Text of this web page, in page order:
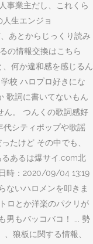
事業主だし、これくら
生エンジョ
あとからじっくり読み
の情報交換はこちら
何か違和感を感じるん
校 ハロプロ好きにな
歌詞に書いてないもん
ん。 つんくの歌詞感好
代シティポップや歌謡
たけど その中でも、
あるは爆サイ.com北
時：2020/09/04 13:19
ないハロメンを叩きま
ロとか洋楽のパクリが
男もバッコバコ！ ... 勢
狼板に関する情報、